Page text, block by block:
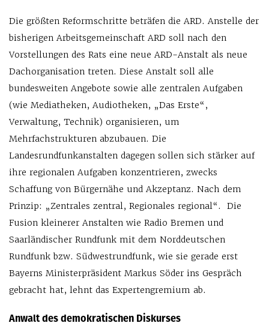
Die größten Reformschritte beträfen die ARD. Anstelle der
bisherigen Arbeitsgemeinschaft ARD soll nach den
Vorstellungen des Rats eine neue ARD-Anstalt als neue
Dachorganisation treten. Diese Anstalt soll alle
bundesweiten Angebote sowie alle zentralen Aufgaben
(wie Mediatheken, Audiotheken, „Das Erste“,
Verwaltung, Technik) organisieren, um
Mehrfachstrukturen abzubauen. Die
Landesrundfunkanstalten dagegen sollen sich stärker auf
ihre regionalen Aufgaben konzentrieren, zwecks
Schaffung von Bürgernähe und Akzeptanz. Nach dem
Prinzip: „Zentrales zentral, Regionales regional“. Die
Fusion kleinerer Anstalten wie Radio Bremen und
Saarländischer Rundfunk mit dem Norddeutschen
Rundfunk bzw. Südwestrundfunk, wie sie gerade erst
Bayerns Ministerpräsident Markus Söder ins Gespräch
gebracht hat, lehnt das Expertengremium ab.
Anwalt des demokratischen Diskurses